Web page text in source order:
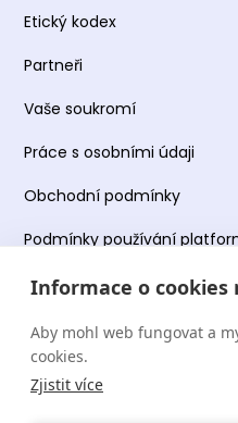
Informace o cookies
Aby mohl web fungovat a
cookies.
Zjistit více
Etický kodex
Partneři
Vaše soukromí
Práce s osobními údaji
Obchodní podmínky
Podmínky používání
Copyright Terapie CZ
vyhrazena. Web